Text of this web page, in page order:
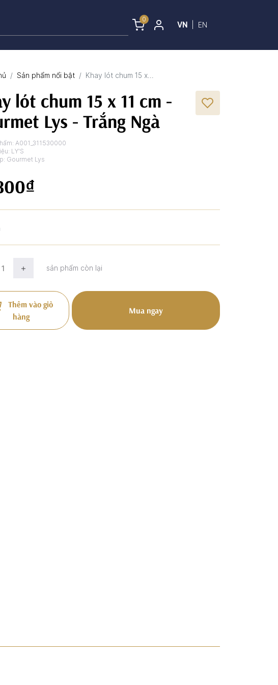
0
VN EN
Sản phẩm nổi bật Khay lót chum 15 x...
lót chum 15 x 11 cm -
Lys - Trắng Ngà
A001_311530000
LY'S
Gourmet Lys
sản phẩm còn lại
Thêm vào giỏ
hàng
Mua ngay